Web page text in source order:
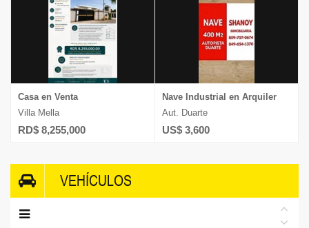
Casa en Venta
Villa Mella
RD$ 8,255,000
Nave Industrial en Arquiler
Aut. Duarte
US$ 3,600
VEHÍCULOS